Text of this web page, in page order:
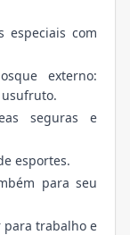
especiais com
externo:
usufruto.
seguras e
esportes.
para seu
para trabalho e